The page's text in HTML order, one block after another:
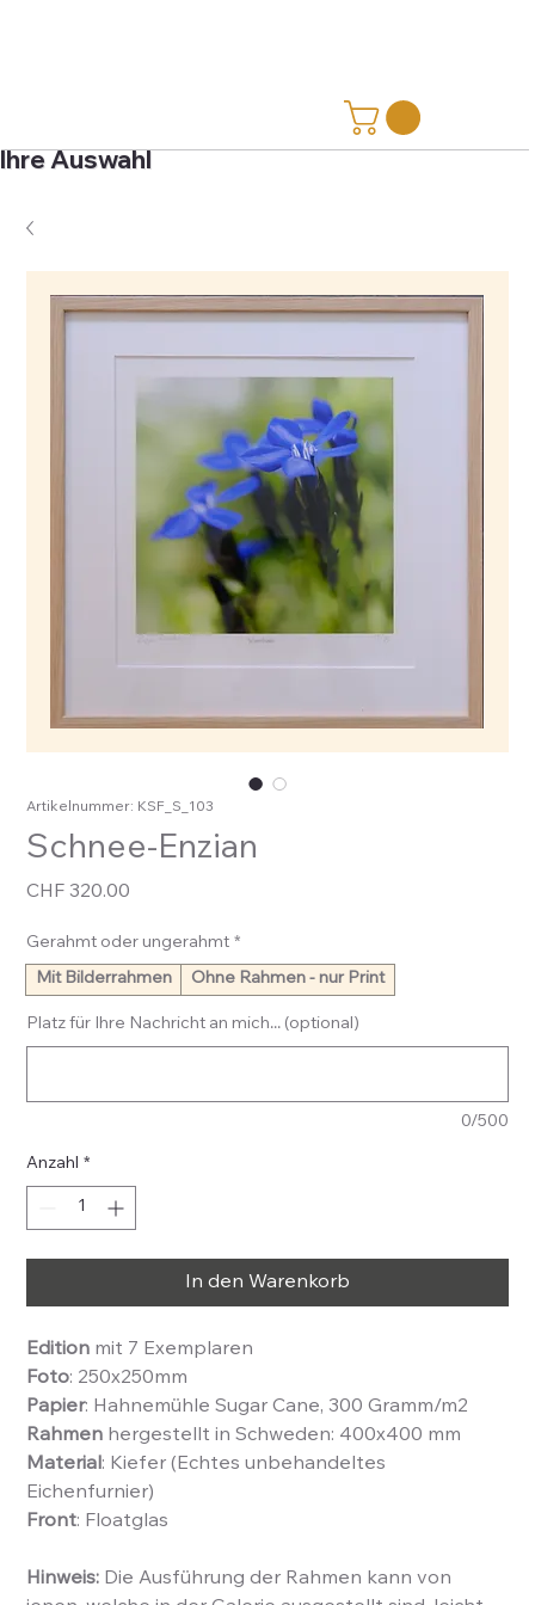
Ihre Auswahl
Artikelnummer: KSF_S_103
Schnee-Enzian
CHF 320.00
Gerahmt oder ungerahmt *
Mit Bilderrahmen Ohne Rahmen - nur Print
Platz für Ihre Nachricht an mich... (optional)
0/500
Anzahl *
In den Warenkorb
Edition mit 7 Exemplaren
Foto: 250x250mm
Papier: Hahnemühle Sugar Cane, 300 Gramm/m2
Rahmen hergestellt in Schweden: 400x400 mm
Material: Kiefer (Echtes unbehandeltes
Eichenfurnier)
Front: Floatglas
Hinweis: Die Ausführung der Rahmen kann von